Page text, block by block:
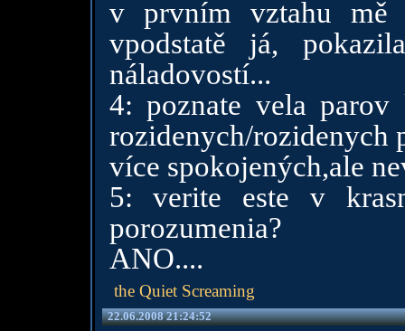
v prvním vztahu
vpodstatě já,
náladovostí...
4: poznate vela
rozidenych/rozidenych
více spokojených,ale
5: verite este v
porozumenia?
ANO....
the Quiet Screaming
22.06.2008 21:24:52